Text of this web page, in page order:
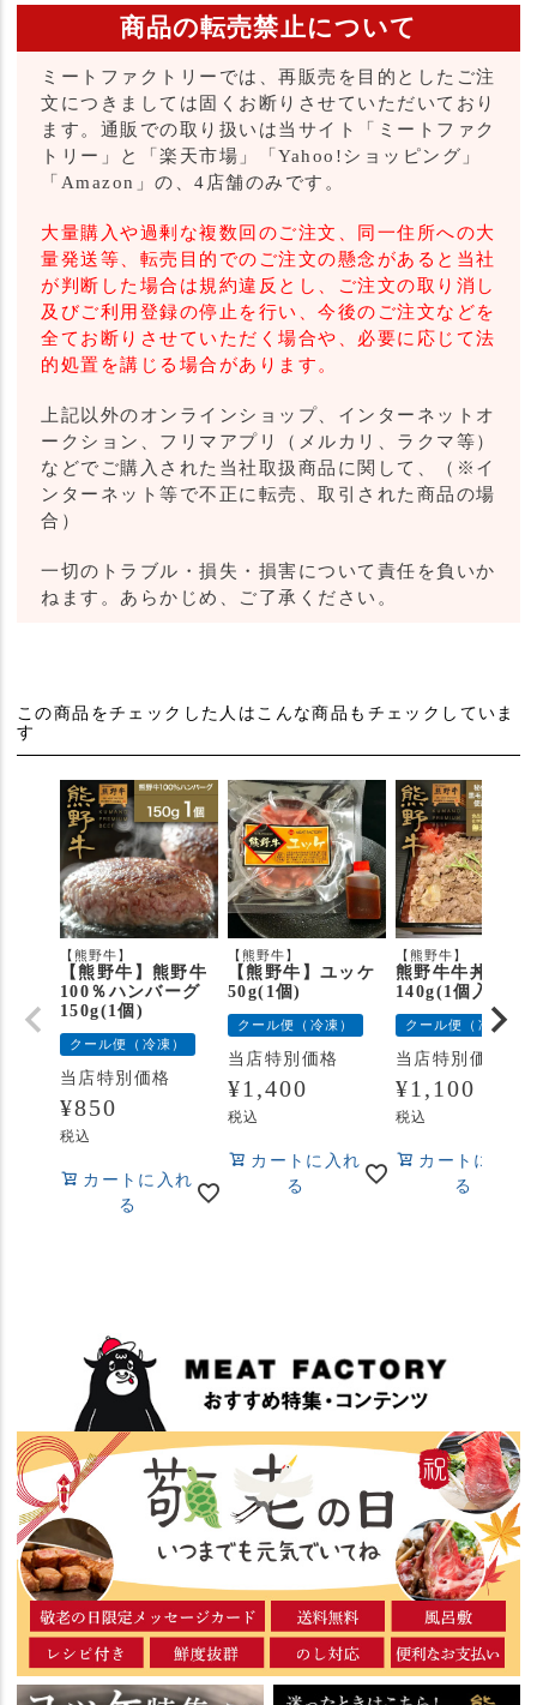
商品の転売禁止について
ミートファクトリーでは、再販売を目的としたご注
文につきましては固くお断りさせていただいており
ます。通販での取り扱いは当サイト「ミートファク
トリー」と「楽天市場」「Yahoo!ショッピング」
「Amazon」の、4店舗のみです。
大量購入や過剰な複数回のご注文、同一住所への大
量発送等、転売目的でのご注文の懸念があると当社
が判断した場合は規約違反とし、ご注文の取り消し
及びご利用登録の停止を行い、今後のご注文などを
全てお断りさせていただく場合や、必要に応じて法
的処置を講じる場合があります。
上記以外のオンラインショップ、インターネットオ
ークション、フリマアプリ（メルカリ、ラクマ等）
などでご購入された当社取扱商品に関して、（※イ
ンターネット等で不正に転売、取引された商品の場
合）
一切のトラブル・損失・損害について責任を負いか
ねます。あらかじめ、ご了承ください。
この商品をチェックした人はこんな商品もチェックしていま
す
【熊野牛】
【熊野牛】熊野牛
100％ハンバーグ
150g(1個)
クール便（冷凍）
当店特別価格
¥850
税込
カートに入れ
る
【熊野牛】
【熊野牛】ユッケ
50g(1個)
クール便（冷凍）
当店特別価格
¥1,400
税込
カートに入れ
る
【熊野牛】
熊野牛牛丼の具
140g(1個入り)
クール便（冷凍）
当店特別価格
¥1,100
税込
カートに入れ
る